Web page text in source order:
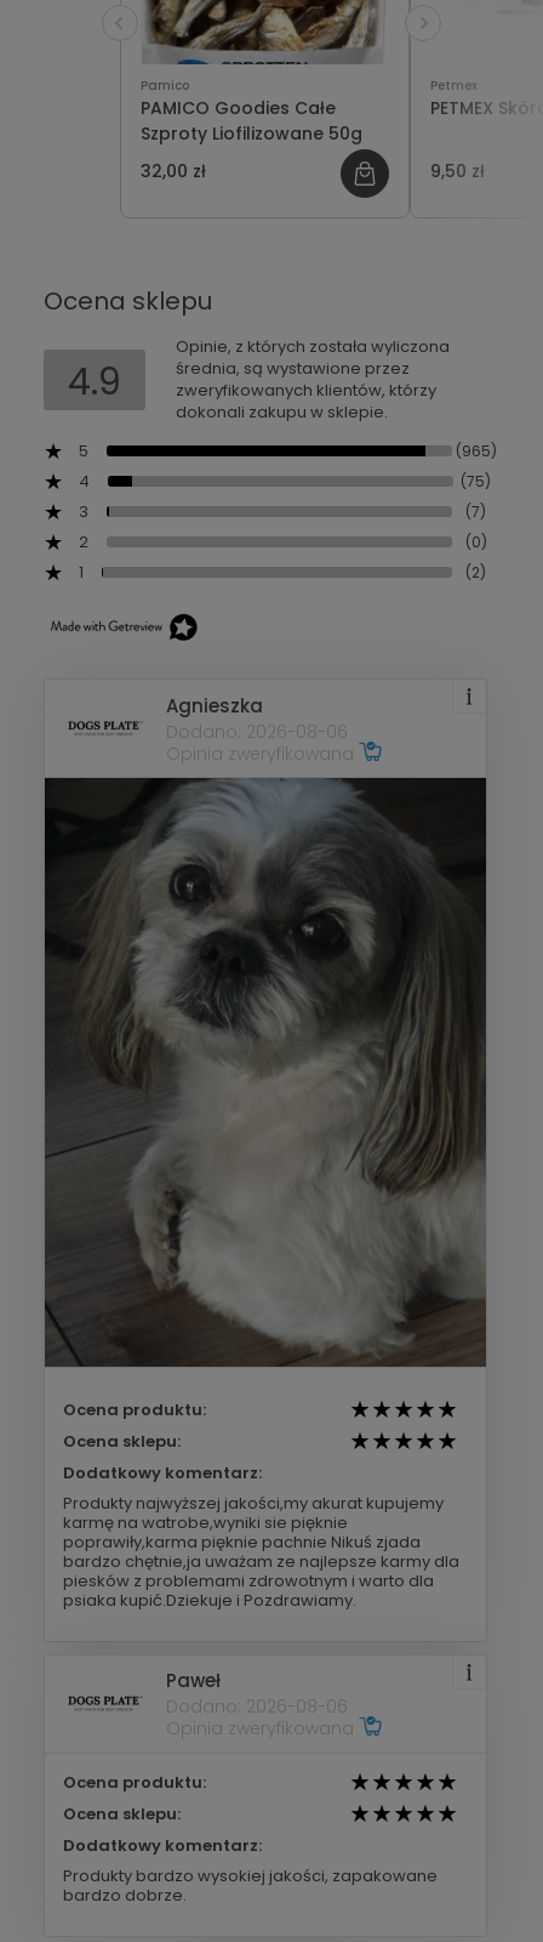
Pamico
PAMICO Goodies Całe
Szproty Liofilizowane 50g
32,00 zł
Petmex
PETMEX
9,50 zł
Ocena sklepu
4.9
Opinie, z których została wyliczona
średnia, są wystawione przez
zweryfikowanych klientów, którzy
dokonali zakupu w sklepie.
5
(965)
4 (75)
3 (7)
2 (0)
1 (2)
Agnieszka
Dodano: 2026-08-06
Opinia zweryfikowana
Ocena produktu:
Ocena sklepu:
Dodatkowy komentarz:
Produkty najwyższej jakości,my akurat kupujemy
karmę na watrobe,wyniki sie pięknie
poprawiły,karma pięknie pachnie Nikuś zjada
bardzo chętnie,ja uważam ze najlepsze karmy dla
piesków z problemami zdrowotnym i warto dla
psiaka kupić.Dziekuje i Pozdrawiamy.
Paweł
Dodano: 2026-08-06
Opinia zweryfikowana
Ocena produktu:
Ocena sklepu:
Dodatkowy komentarz:
Produkty bardzo wysokiej jakości, zapakowane
bardzo dobrze.